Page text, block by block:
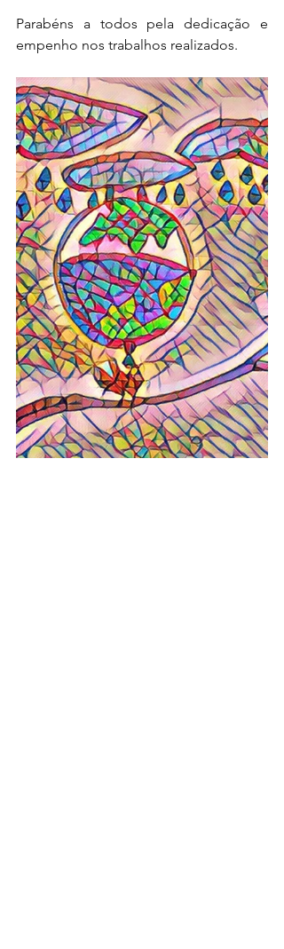
Parabéns a todos pela dedicação e
empenho nos trabalhos realizados.